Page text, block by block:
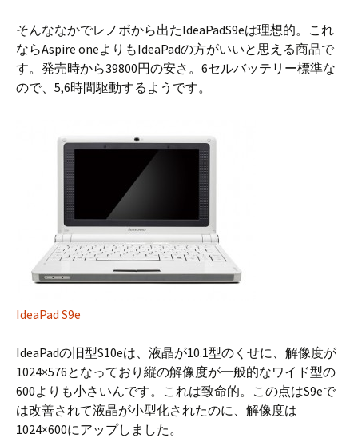
そんななかでレノボから出たIdeaPadS9eは理想的。これ
ならAspire oneよりもIdeaPadの方がいいと思える商品で
す。発売時から39800円の安さ。6セルバッテリー標準な
ので、5,6時間駆動するようです。
IdeaPad S9e
IdeaPadの旧型S10eは、液晶が10.1型のくせに、解像度が
1024×576となっており縦の解像度が一般的なワイド型の
600よりも小さいんです。これは致命的。この点はS9eで
は改善されて液晶が小型化されたのに、解像度は
1024×600にアップしました。